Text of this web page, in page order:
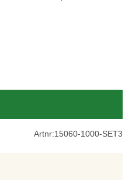
Artnr:15060-1000-SET3